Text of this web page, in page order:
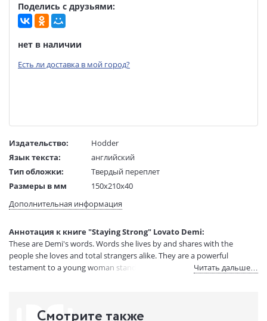
Поделись с друзьями:
нет в наличии
Есть ли доставка в мой город?
Издательство:
Hodder
Язык текста:
английский
Тип обложки:
Твердый переплет
Размеры в мм
150x210x40
Вес:
1 гр.
Код товара:
50073080
Артикул:
12456784
ISBN:
9781472218070
Дополнительная информация
Аннотация к книге "Staying Strong" Lovato Demi:
These are Demi's words. Words she lives by and shares with the
people she loves and total strangers alike. They are a powerful
testament to a young woman standing up and fighting back.Читать дальше…
Смотрите также